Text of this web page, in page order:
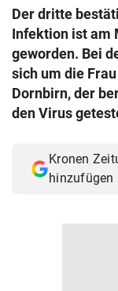
search
eingeben
© Krone
Muthgasse 2,
Der dritte
Infektion ist am
geworden. Bei
sich um die
Dornbirn, der
den Virus
Kronen
hinzufügen